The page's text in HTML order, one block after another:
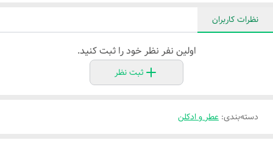
نظرات کاربران
اولین نفر نظر خود را ثبت کنید.
ثبت نظر
دسته‌بندی: عطر و ادکلن